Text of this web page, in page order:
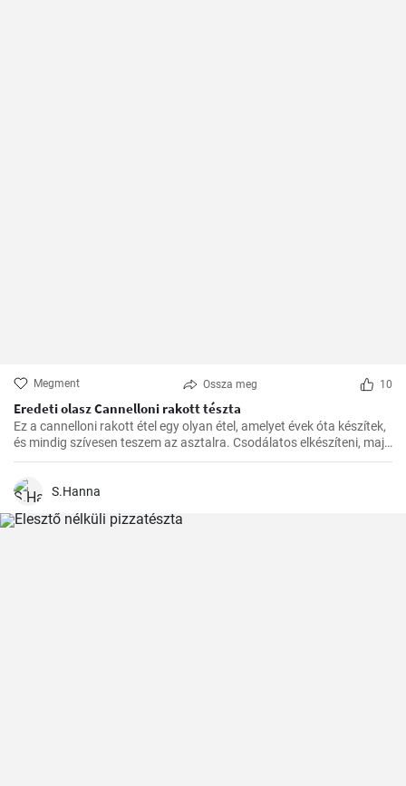
Megment Ossza meg 10
Eredeti olasz Cannelloni rakott tészta
Ez a cannelloni rakott étel egy olyan étel, amelyet évek óta készítek,
és mindig szívesen teszem az asztalra. Csodálatos elkészíteni, majd
a kívánt időben a sütőben megsütni. A paradicsomszósz
hússal töltött cannelloni pikáns ízének kombinációja egyszerűen
S.Hanna